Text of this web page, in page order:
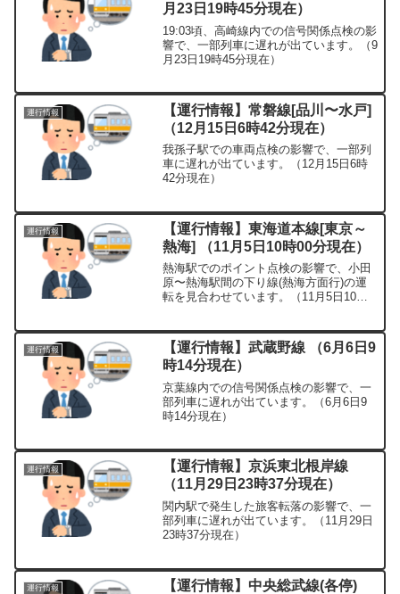
月23日19時45分現在）
19:03頃、高崎線内での信号関係点検の影
響で、一部列車に遅れが出ています。（9
月23日19時45分現在）
運行情報
【運行情報】常磐線[品川〜水戸]
（12月15日6時42分現在）
我孫子駅での車両点検の影響で、一部列
車に遅れが出ています。（12月15日6時
42分現在）
運行情報
【運行情報】東海道本線[東京～
熱海] （11月5日10時00分現在）
熱海駅でのポイント点検の影響で、小田
原〜熱海駅間の下り線(熱海方面行)の運
転を見合わせています。（11月5日10時
運行情報
【運行情報】武蔵野線 （6月6日9
時14分現在）
京葉線内での信号関係点検の影響で、一
部列車に遅れが出ています。（6月6日9
時14分現在）
運行情報
【運行情報】京浜東北根岸線
（11月29日23時37分現在）
関内駅で発生した旅客転落の影響で、一
部列車に遅れが出ています。（11月29日
23時37分現在）
運行情報
【運行情報】中央総武線(各停)